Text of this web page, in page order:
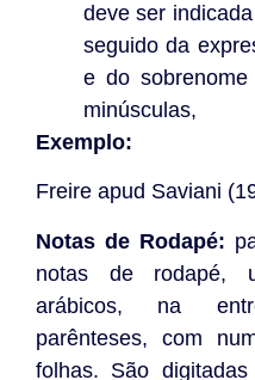
deve ser
seguido da
e do
minúsculas,
Exemplo:
Freire apud Saviani
Notas de Rodapé:
notas de rodapé,
arábicos, na
parênteses, com
folhas. São